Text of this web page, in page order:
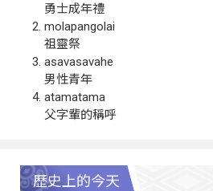
勇士成年禮
molapangolai
祖靈祭
asavasavahe
男性青年
atamatama
父字輩的稱呼
歷史上的今天